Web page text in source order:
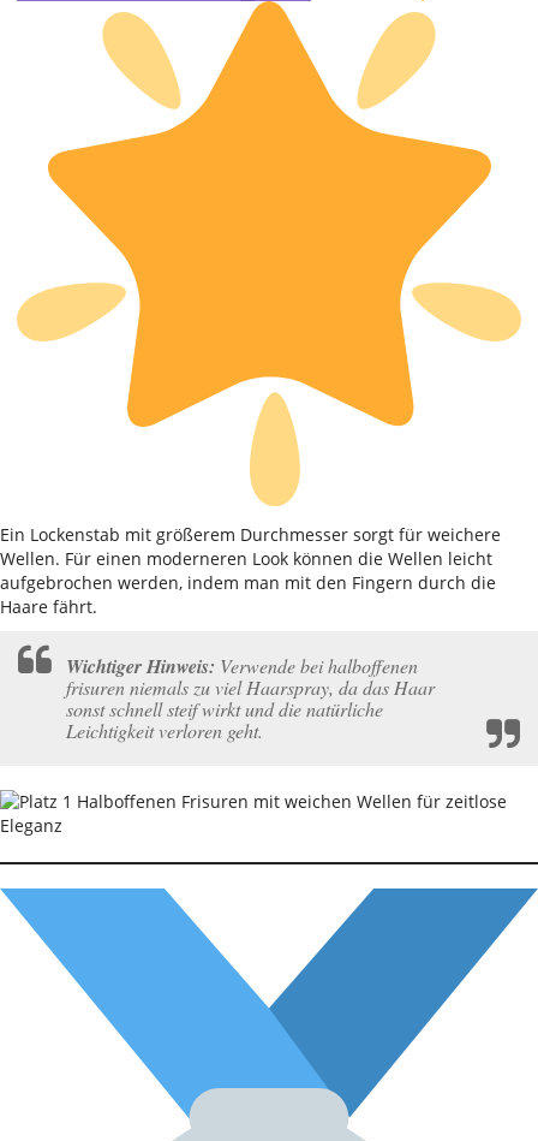
Ein Lockenstab mit größerem Durchmesser sorgt für weichere
Wellen. Für einen moderneren Look können die Wellen leicht
aufgebrochen werden, indem man mit den Fingern durch die
Haare fährt.
Wichtiger Hinweis: Verwende bei halboffenen
frisuren niemals zu viel Haarspray, da das Haar
sonst schnell steif wirkt und die natürliche
Leichtigkeit verloren geht.